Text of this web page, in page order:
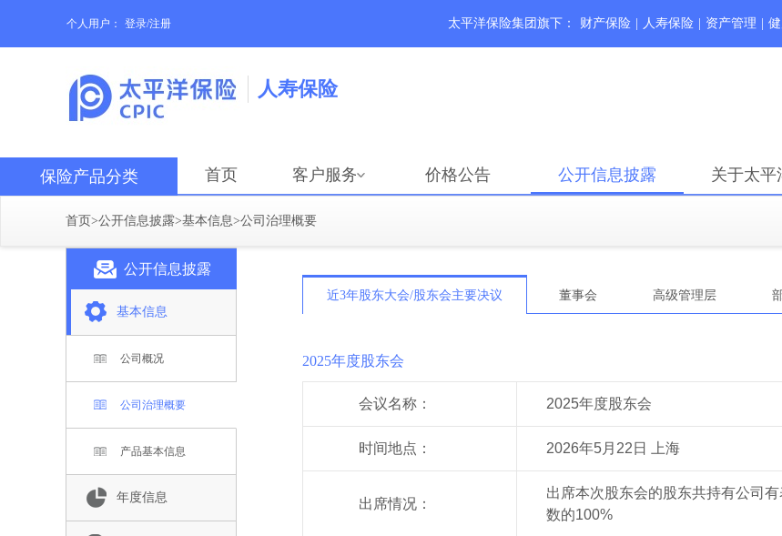
个人用户： 登录/注册 太平洋保险集团旗下： 财产保险 人寿保险 资产管理
人寿保险
保险产品分类 首页 客户服务 价格公告 公开信息披露 关于太平
首页>公开信息披露>基本信息>公司治理概要
公开信息披露
基本信息
公司概况
公司治理概要
产品基本信息
年度信息
近3年股东大会/股东会主要决议 董事会 高级管理层
2025年度股东会
会议名称： 2025年度股东会
时间地点： 2026年5月22日 上海
出席情况：
出席本次股东会的股东共持有公司 有
数的100%